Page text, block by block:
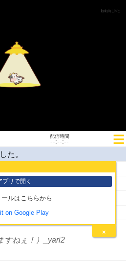
プリで開く
ルはこちらから
×
配信時間
--:--:--
た。
感じのやつか
すねぇ！）_yari2